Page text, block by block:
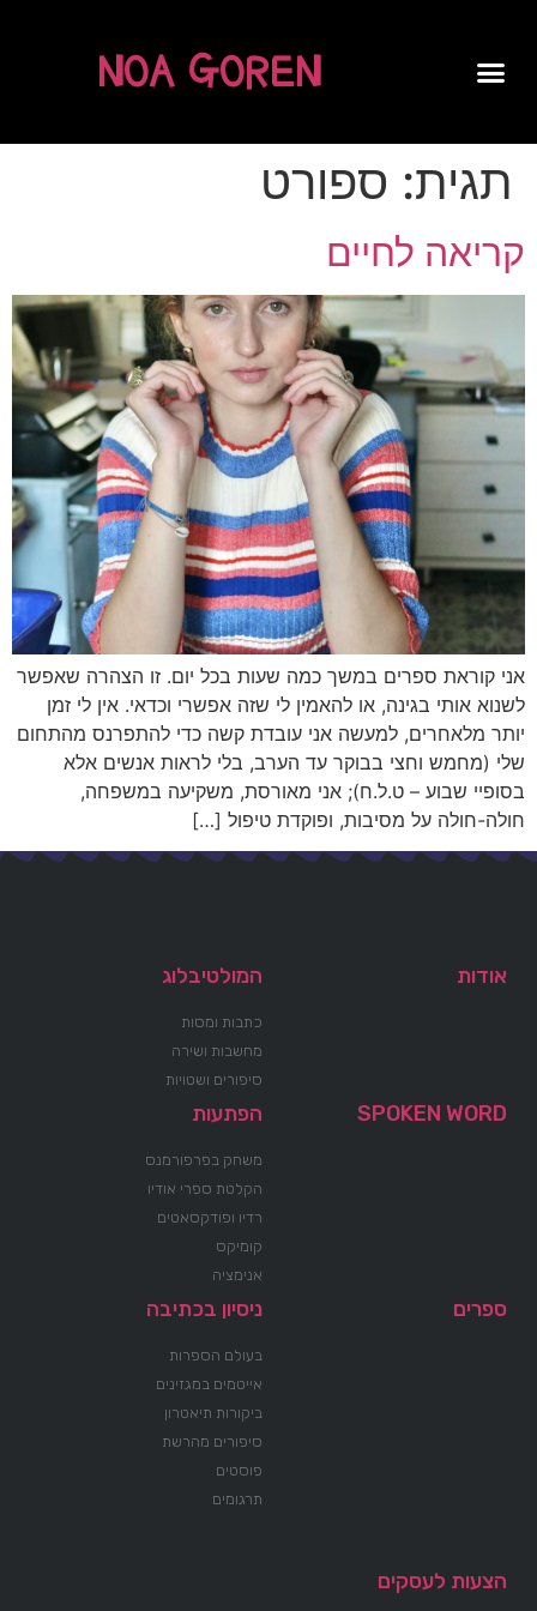
NOA GOREN
תגית: ספורט
קריאה לחיים
אני קוראת ספרים במשך כמה שעות בכל יום. זו הצהרה שאפשר
לשנוא אותי בגינה, או להאמין לי שזה אפשרי וכדאי. אין לי זמן
יותר מלאחרים, למעשה אני עובדת קשה כדי להתפרנס מהתחום
שלי (מחמש וחצי בבוקר עד הערב, בלי לראות אנשים אלא
בסופיי שבוע – ט.ל.ח); אני מאורסת, משקיעה במשפחה,
חולה-חולה על מסיבות, ופוקדת טיפול […]
אודות המולטיבלוג
כתבות ומסות
מחשבות ושירה
סיפורים ושטויות
SPOKEN WORD הפתעות
משחק בפרפורמנס
הקלטת ספרי אודיו
רדיו ופודקסאטים
קומיקס
אנימציה
ספרים ניסיון בכתיבה
בעולם הספרות
אייטמים במגזינים
ביקורות תיאטרון
סיפורים מהרשת
פוסטים
תרגומים
הצעות לעסקים